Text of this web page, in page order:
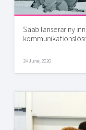
Saab lanserar ny
24 June, 2026